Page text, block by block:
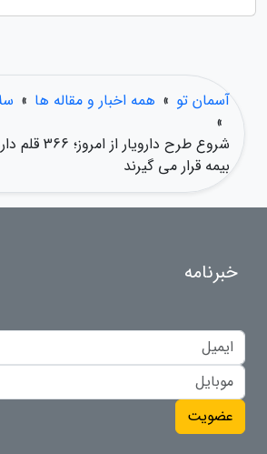
آسمان تو » همه اخبار و مقاله ها »
»
شروع طرح
بیمه قرار می گیرند
خبرنامه
عضویت